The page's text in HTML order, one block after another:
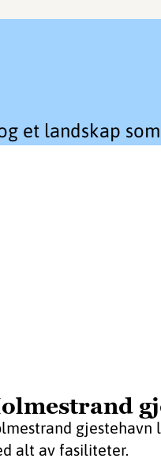
et landskap
gjestehavn
alt av fasiliteter.